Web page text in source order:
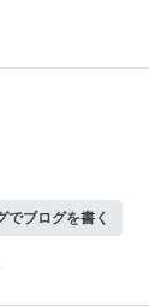
でブログを書く